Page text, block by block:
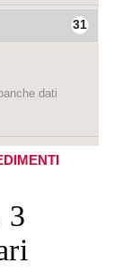
31
dati
3